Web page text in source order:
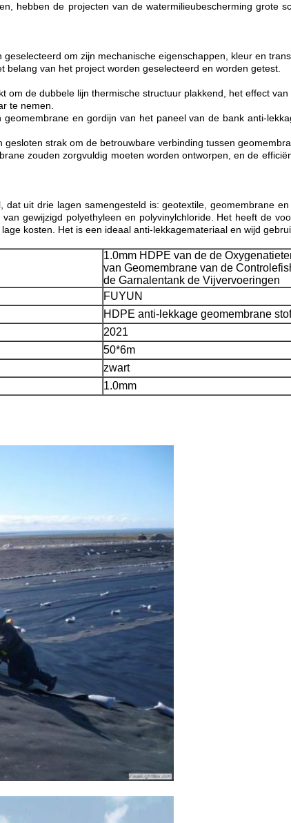
hebben de projecten van de watermilieubescherming grote
om zijn mechanische eigenschappen, kleur en
van het project worden geselecteerd en worden getest.
de dubbele lijn thermische structuur plakkend, het effect
te nemen.
en gordijn van het paneel van de bank anti-
strak om de betrouwbare verbinding tussen
zouden zorgvuldig moeten worden ontworpen, en de
uit drie lagen samengesteld is: geotextile, geomembrane
gewijzigd polyethyleen en polyvinylchloride. Het heeft de
kosten. Het is een ideaal anti-lekkagemateriaal en wijd
1.0mm HDPE van de de
van Geomembrane van de
de Garnalentank de Vijvervoeringen
FUYUN
HDPE anti-lekkage geomembrane stof
2021
50*6m
zwart
1.0mm